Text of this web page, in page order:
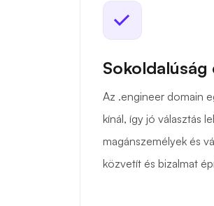
Sokoldalúság
Az .engineer domain
kínál, így jó választás
magánszemélyek és
közvetít és bizalmat